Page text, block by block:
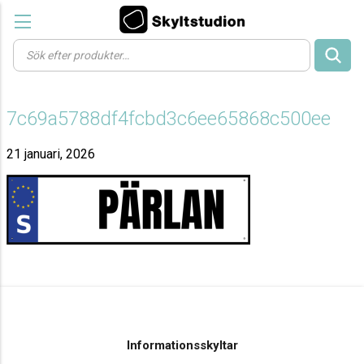
Products
search
7c69a5788df4fcbd3c6ee65868c500ee
21 januari, 2026
Informationsskyltar